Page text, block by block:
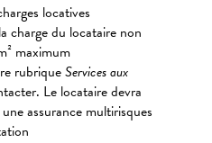
locatives
charge du locataire non
maximum
rubriqueServices aux
Le locataire devra
assurance multirisques